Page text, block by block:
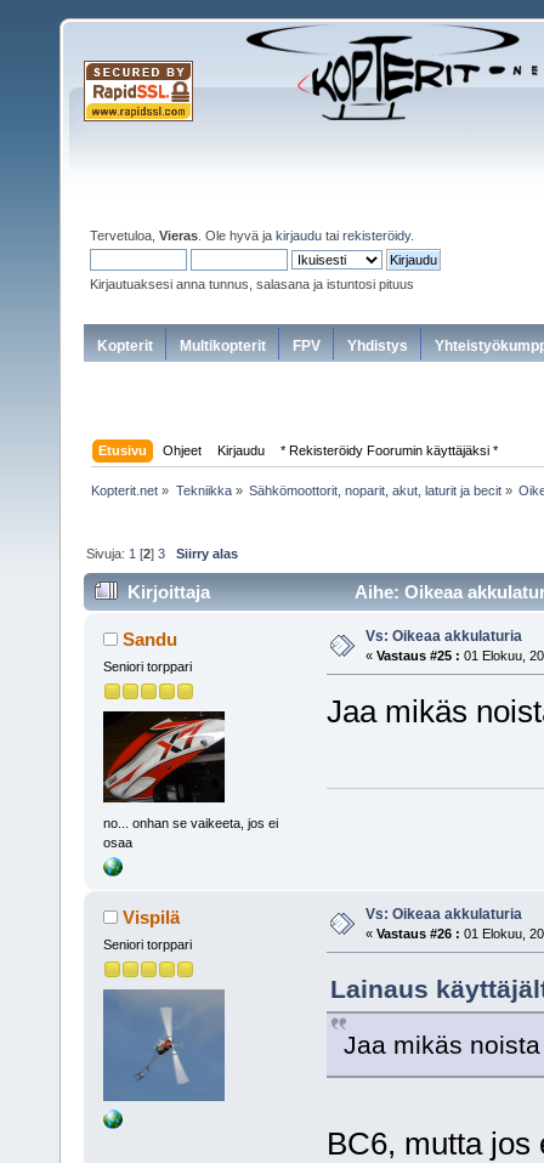
Tervetuloa, Vieras . Ole hyvä ja kirjaudu tai rekisteröidy.
Kirjautuaksesi anna tunnus, salasana ja istuntosi pituus
Kopterit Multikopterit FPV Yhdistys
Etusivu Ohjeet Kirjaudu * Rekisteröidy Foorumin käyttäjäksi *
Kopterit.net » Tekniikka» Sähkömoottorit, noparit, akut, laturit ja becit»
Sivuja: 1 [2]3 Siirry alas
Kirjoittaja Aihe: Oikeaa
Sandu
Seniori torppari
no... onhan se vaikeeta, jos ei
osaa
Vs: Oikeaa akkulaturia
« Vastaus #25 : 01 Elokuu,
Jaa mikäs
Vispilä
Seniori torppari
Vs: Oikeaa akkulaturia
« Vastaus #26 : 01 Elokuu,
Lainaus
Jaa mikäs
BC6, mutta jos